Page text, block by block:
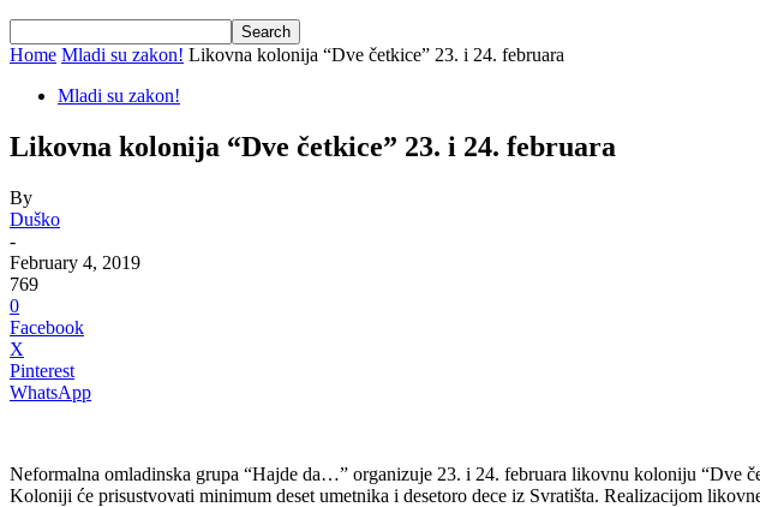
Home Mladi su zakon! Likovna kolonija “Dve četkice” 23. i 24. februara
Mladi su zakon!
Likovna kolonija “Dve četkice” 23. i 24. februara
By
Duško
-
February 4, 2019
769
0
Facebook
X
Pinterest
WhatsApp
Neformalna omladinska grupa “Hajde da…” organizuje 23. i 24. februara likovnu koloniju “Dve
Koloniji će prisustvovati minimum deset umetnika i desetoro dece iz Svratišta. Realizacijom